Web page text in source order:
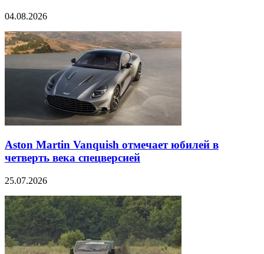
04.08.2026
Aston Martin Vanquish отмечает юбилей в
четверть века спецверсией
25.07.2026